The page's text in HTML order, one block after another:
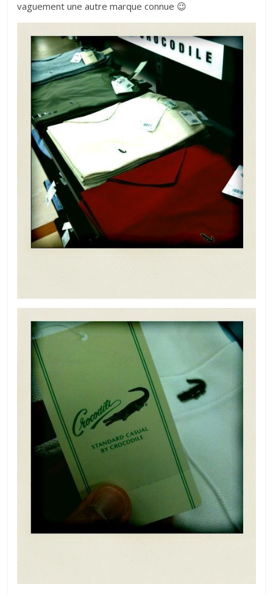
vaguement une autre marque connue 😉